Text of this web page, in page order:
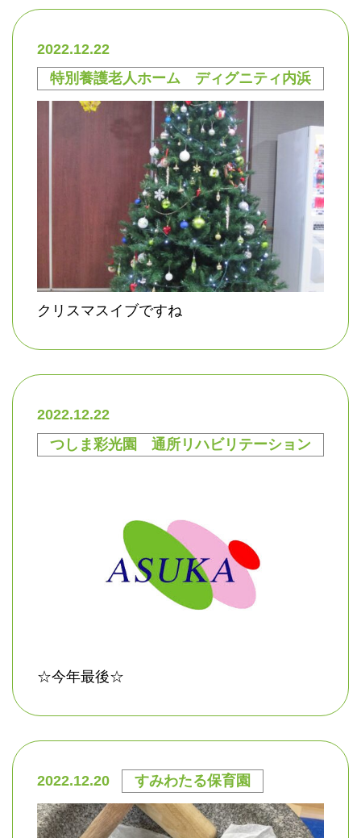
2022.12.22
特別養護老人ホーム ディグニティ内浜
クリスマスイブですね
2022.12.22
つしま彩光園 通所リハビリテーション
☆今年最後☆
2022.12.20 すみわたる保育園